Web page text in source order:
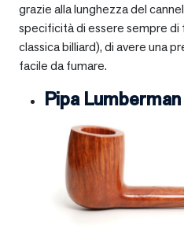
grazie alla lunghezza del
specificità di essere sempre
classica billiard), di avere una
facile da fumare.
Pipa Lumberman